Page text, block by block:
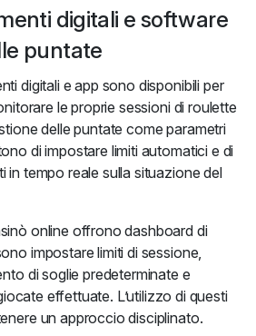
digitali e software
puntate
digitali e app sono disponibili per
le proprie sessioni di roulette
delle puntate come parametri
di impostare limiti automatici e di
in tempo reale sulla situazione del
online offrono dashboard di
impostare limiti di sessione,
di soglie predeterminate e
effettuate. L’utilizzo di questi
un approccio disciplinato.